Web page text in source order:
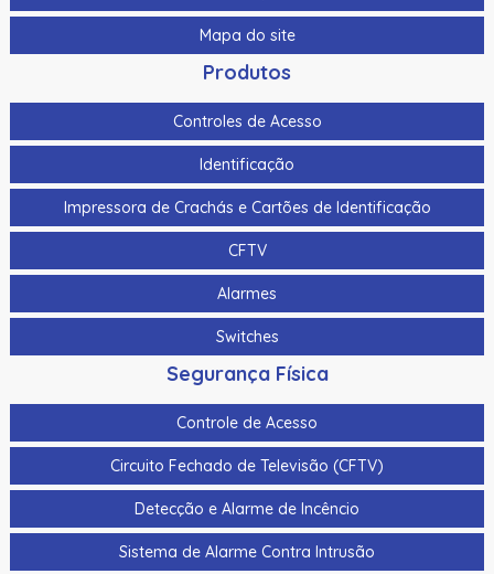
Mapa do site
Produtos
Controles de Acesso
Identificação
Impressora de Crachás e Cartões de Identificação
CFTV
Alarmes
Switches
Segurança Física
Controle de Acesso
Circuito Fechado de Televisão (CFTV)
Detecção e Alarme de Incêncio
Sistema de Alarme Contra Intrusão